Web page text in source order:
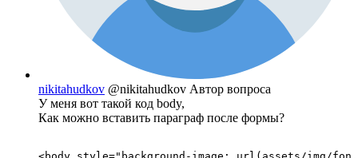
nikitahudkov @nikitahudkov Автор вопроса
У меня вот такой код body,
Как можно вставить параграф после формы?